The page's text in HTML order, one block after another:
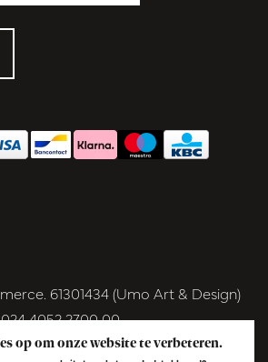
61301434 (Umo Art & Design)
4052 2700 00
op om onze website te verbeteren.